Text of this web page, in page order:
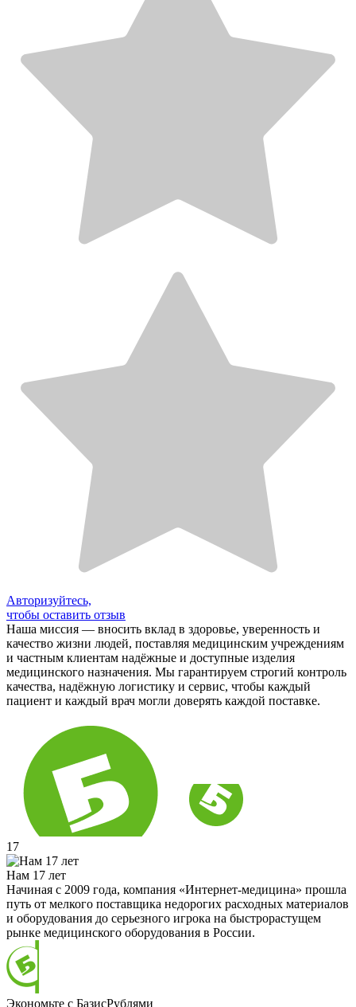
Авторизуйтесь,
чтобы оставить отзыв
Наша миссия — вносить вклад в здоровье, уверенность и
качество жизни людей, поставляя медицинским учреждениям
и частным клиентам надёжные и доступные изделия
медицинского назначения. Мы гарантируем строгий контроль
качества, надёжную логистику и сервис, чтобы каждый
пациент и каждый врач могли доверять каждой поставке.
17
Нам 17 лет
Начиная с 2009 года, компания «Интернет-медицина» прошла
путь от мелкого поставщика недорогих расходных материалов
и оборудования до серьезного игрока на быстрорастущем
рынке медицинского оборудования в России.
Экономьте с БазисРублями